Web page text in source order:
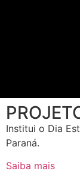
Institui o Dia
Paraná.
Saiba mais